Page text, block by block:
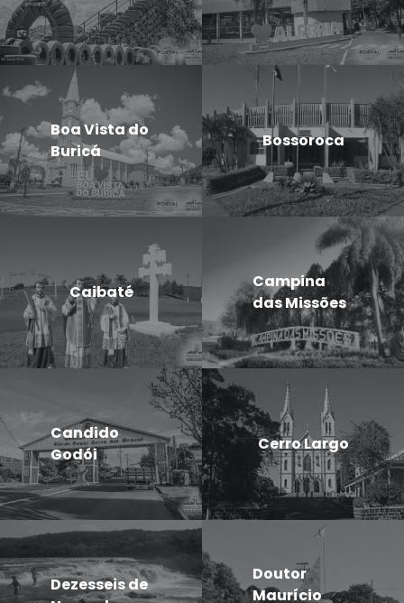
Boa Vista do
Buricá
Bossoroca
Caibaté
Campina
das Missões
Candido
Godói
Cerro Largo
Dezesseis de
Doutor
Maurício